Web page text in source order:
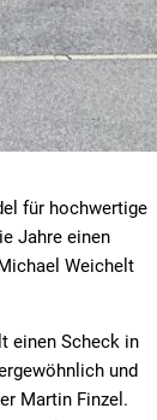
für hochwertige
Jahre einen
Weichelt
einen Scheck in
und
Martin Finzel.